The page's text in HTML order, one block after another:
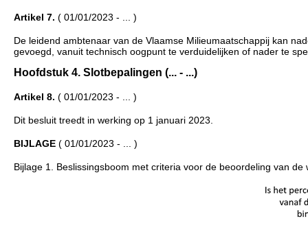
Artikel 7. ( 01/01/2023 - ... )
De leidend ambtenaar van de Vlaamse Milieumaatschappij kan
gevoegd, vanuit technisch oogpunt te verduidelijken of nader te
Hoofdstuk 4. Slotbepalingen (... - ...)
Artikel 8. ( 01/01/2023 - ... )
Dit besluit treedt in werking op 1 januari 2023.
BIJLAGE ( 01/01/2023 - ... )
Bijlage 1. Beslissingsboom met criteria voor de beoordeling van